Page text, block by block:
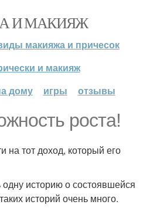
И МАКИЯЖ
макияжа и причесок
и макияж
дому
игры отзывы
роста!
тот доход, который его
одну историю о состоявшейся
историй очень много.